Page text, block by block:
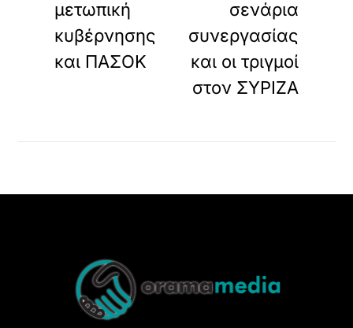
μετωπική
κυβέρνησης
και ΠΑΣΟΚ
σενάρια
συνεργασίας
και οι τριγμοί
στον ΣΥΡΙΖΑ
Top